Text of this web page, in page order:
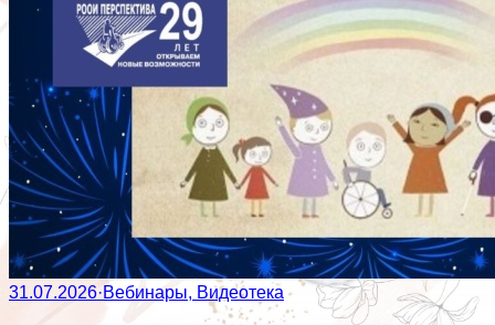
31.07.2026·Вебинары, Видеотека